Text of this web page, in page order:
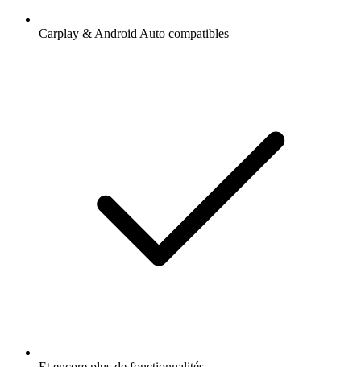
Carplay & Android Auto compatibles